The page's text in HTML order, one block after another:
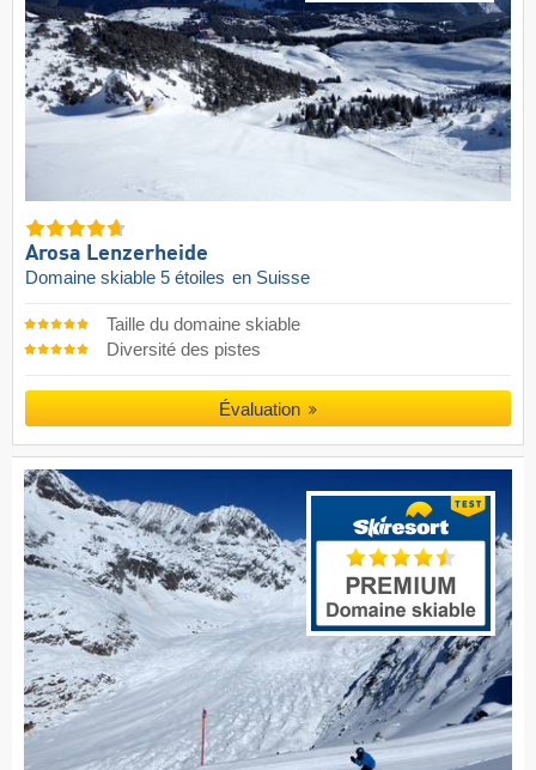
Arosa Lenzerheide
Domaine skiable 5 étoiles en Suisse
Taille du domaine skiable
Diversité des pistes
Évaluation